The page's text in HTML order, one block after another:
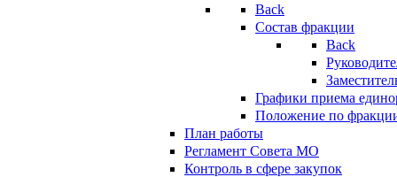
Back
Состав фракции
Back
Графики приема
Положение по
План работы
Регламент Совета МО
Контроль в сфере закупок